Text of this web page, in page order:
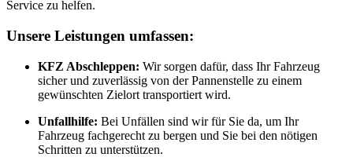
Service zu helfen.
Unsere Leistungen umfassen:
KFZ Abschleppen: Wir sorgen dafür, dass Ihr Fahrzeug
sicher und zuverlässig von der Pannenstelle zu einem
gewünschten Zielort transportiert wird.
Unfallhilfe: Bei Unfällen sind wir für Sie da, um Ihr
Fahrzeug fachgerecht zu bergen und Sie bei den nötigen
Schritten zu unterstützen.